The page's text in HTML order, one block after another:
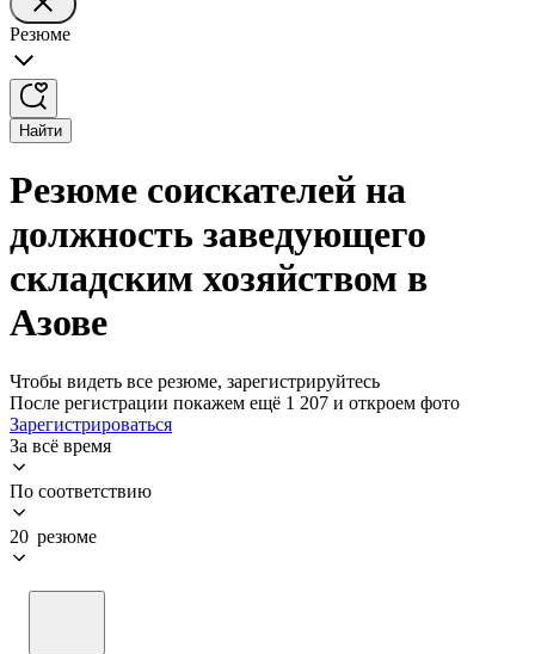
Резюме
Найти
Резюме соискателей на
должность заведующего
складским хозяйством в
Азове
Чтобы видеть все резюме, зарегистрируйтесь
После регистрации покажем ещё 1 207 и откроем фото
Зарегистрироваться
За всё время
По соответствию
20 резюме